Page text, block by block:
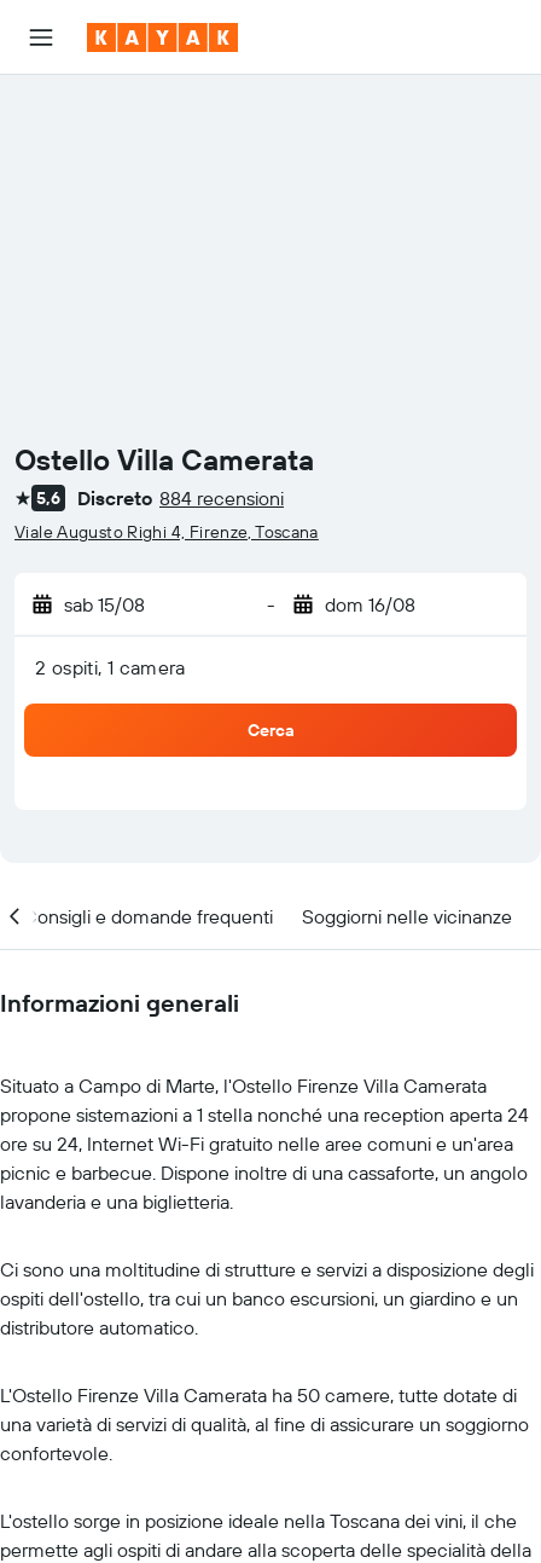
Ostello Villa Camerata
1 stella
5,6 Discreto 884 recensioni
Viale Augusto Righi 4, Firenze, Toscana
sab 15/08 - dom 16/08
2 ospiti, 1 camera
Cerca
Consigli e domande frequenti Soggiorni nelle vicinanze
Informazioni generali
Situato a Campo di Marte, l'Ostello Firenze Villa Camerata
propone sistemazioni a 1 stella nonché una reception aperta 24
ore su 24, Internet Wi-Fi gratuito nelle aree comuni e un'area
picnic e barbecue. Dispone inoltre di una cassaforte, un angolo
lavanderia e una biglietteria.
Ci sono una moltitudine di strutture e servizi a disposizione degli
ospiti dell'ostello, tra cui un banco escursioni, un giardino e un
distributore automatico.
L'Ostello Firenze Villa Camerata ha 50 camere, tutte dotate di
una varietà di servizi di qualità, al fine di assicurare un soggiorno
confortevole.
L'ostello sorge in posizione ideale nella Toscana dei vini, il che
permette agli ospiti di andare alla scoperta delle specialità della